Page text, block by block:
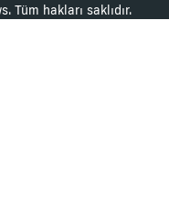
Tüm hakları saklıdır.